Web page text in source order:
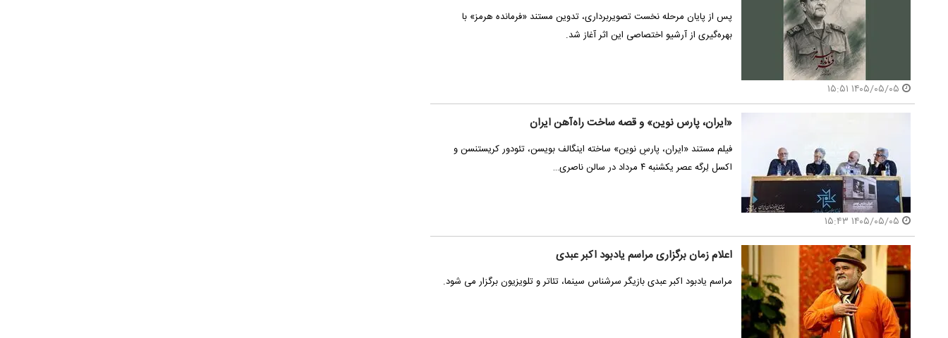
پس از پایان مرحله نخست تصویربرداری، تدوین مستند «فرمانده هرمز» با
بهره‌گیری از آرشیو اختصاصی این اثر آغاز شد.
«ایران، پارس نوین» و قصه ساخت راه‌آهن ایران
فیلم مستند «ایران، پارسِ نوین» ساخته‌ اینگالف بویسن، تئودور کریستنسن و
اکسل لِرگه عصر یکشنبه ۴ مرداد در سالن ناصری…
اعلام زمان برگزاری مراسم یادبود اکبر عبدی
مراسم یادبود اکبر عبدی بازیگر سرشناس سینما، تئاتر و تلویزیون برگزار می شود.